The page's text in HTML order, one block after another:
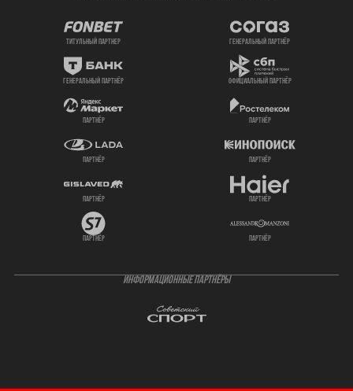
титульный партнер генеральный партнёр
генеральный партнёр официальный партнёр
партнёр партнёр
партнёр партнёр
партнёр партнёр
партнёр партнёр
ИНФОРМАЦИОННЫЕ ПАРТНЁРЫ